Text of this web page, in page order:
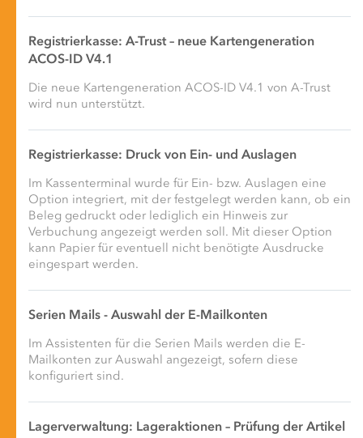
Registrierkasse: A-Trust – neue Kartengeneration
ACOS-ID V4.1
Die neue Kartengeneration ACOS-ID V4.1 von A-Trust
wird nun unterstützt.
Registrierkasse: Druck von Ein- und Auslagen
Im Kassenterminal wurde für Ein- bzw. Auslagen eine
Option integriert, mit der festgelegt werden kann, ob ein
Beleg gedruckt oder lediglich ein Hinweis zur
Verbuchung angezeigt werden soll. Mit dieser Option
kann Papier für eventuell nicht benötigte Ausdrucke
eingespart werden.
Serien Mails - Auswahl der E-Mailkonten
Im Assistenten für die Serien Mails werden die E-
Mailkonten zur Auswahl angezeigt, sofern diese
konfiguriert sind.
Lagerverwaltung: Lageraktionen – Prüfung der Artikel